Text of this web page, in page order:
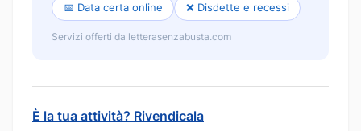
📅 Data certa online ❌ Disdette e recessi
Servizi offerti da letterasenzabusta.com
È la tua attività? Rivendicala